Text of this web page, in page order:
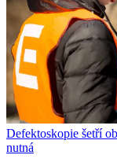
Defektoskopie šetří
nutná